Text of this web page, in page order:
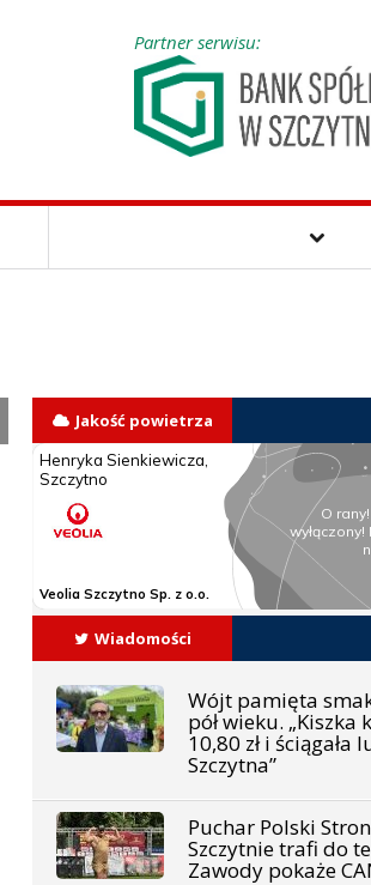
Partner serwisu:
Jakość powietrza
Wiadomości
Wójt pamięta
pół wieku. „Kiszka
10,80 zł i ściągała
Szczytna”
Puchar Polski
Szczytnie trafi do
Zawody pokaże